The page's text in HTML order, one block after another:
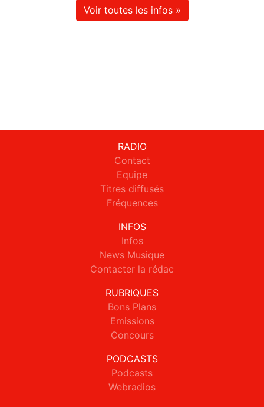
Voir toutes les infos »
RADIO
Contact
Equipe
Titres diffusés
Fréquences
INFOS
Infos
News Musique
Contacter la rédac
RUBRIQUES
Bons Plans
Emissions
Concours
PODCASTS
Podcasts
Webradios